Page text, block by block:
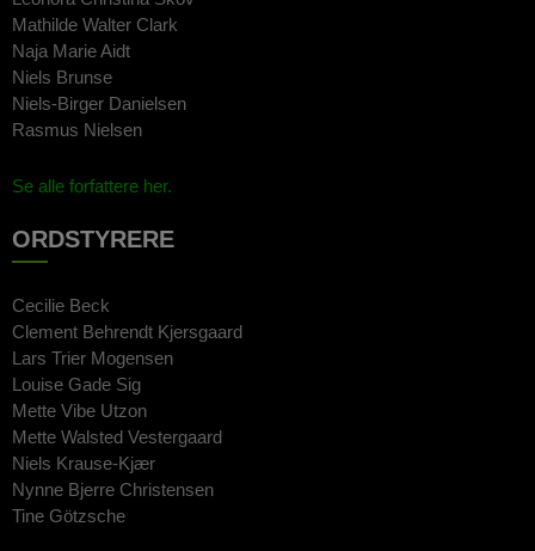
Mathilde Walter Clark
Naja Marie Aidt
Niels Brunse
Niels-Birger Danielsen
Rasmus Nielsen
Se alle forfattere her.
ORDSTYRERE
Cecilie Beck
Clement Behrendt Kjersgaard
Lars Trier Mogensen
Louise Gade Sig
Mette Vibe Utzon
Mette Walsted Vestergaard
Niels Krause-Kjær
Nynne Bjerre Christensen
Tine Götzsche